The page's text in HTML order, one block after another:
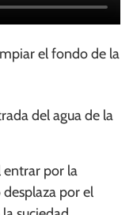
elfondo de la
del agua de la
entrar por la
por el